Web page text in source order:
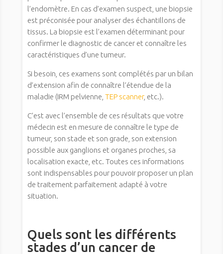
l’endomètre. En cas d’examen suspect, une biopsie
est préconisée pour analyser des échantillons de
tissus. La biopsie est l’examen déterminant pour
confirmer le diagnostic de cancer et connaître les
caractéristiques d’une tumeur.
Si besoin, ces examens sont complétés par un bilan
d’extension afin de connaître l’étendue de la
maladie (IRM pelvienne, TEP scanner, etc.).
C’est avec l’ensemble de ces résultats que votre
médecin est en mesure de connaître le type de
tumeur, son stade et son grade, son extension
possible aux ganglions et organes proches, sa
localisation exacte, etc. Toutes ces informations
sont indispensables pour pouvoir proposer un plan
de traitement parfaitement adapté à votre
situation.
Quels sont les différents
stades d’un cancer de